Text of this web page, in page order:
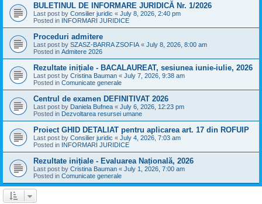
BULETINUL DE INFORMARE JURIDICĂ Nr. 1/2026
Last post by Consilier juridic « July 8, 2026, 2:40 pm
Posted in INFORMARI JURIDICE
Proceduri admitere
Last post by SZASZ-BARRA ZSOFIA « July 8, 2026, 8:00 am
Posted in Admitere 2026
Rezultate inițiale - BACALAUREAT, sesiunea iunie-iulie, 2026
Last post by Cristina Bauman « July 7, 2026, 9:38 am
Posted in Comunicate generale
Centrul de examen DEFINITIVAT 2026
Last post by Daniela Bufnea « July 6, 2026, 12:23 pm
Posted in Dezvoltarea resursei umane
Proiect GHID DETALIAT pentru aplicarea art. 17 din ROFUIP
Last post by Consilier juridic « July 4, 2026, 7:03 am
Posted in INFORMARI JURIDICE
Rezultate inițiale - Evaluarea Națională, 2026
Last post by Cristina Bauman « July 1, 2026, 7:00 am
Posted in Comunicate generale